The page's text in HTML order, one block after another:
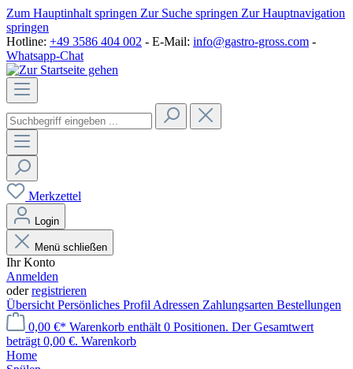
Zum Hauptinhalt springen Zur Suche springen Zur Hauptnavigation
springen
Hotline: +49 3586 404 002 - E-Mail: info@gastro-gross.com -
Whatsapp-Chat
Merkzettel
Login
Menü schließen
Ihr Konto
Anmelden
oderregistrieren
Übersicht Persönliches Profil Adressen Zahlungsarten Bestellungen
0,00 €* Warenkorb enthält 0 Positionen. Der Gesamtwert
beträgt 0,00 €. Warenkorb
Home